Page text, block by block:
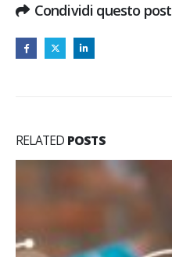
Condividi questo post
RELATED POSTS